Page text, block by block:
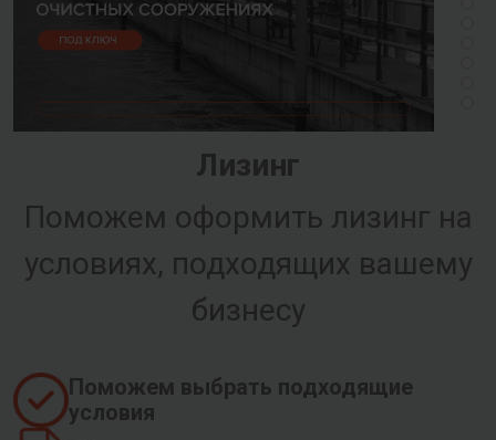
Лизинг
Поможем оформить лизинг на
условиях, подходящих вашему
бизнесу
Поможем выбрать подходящие
условия